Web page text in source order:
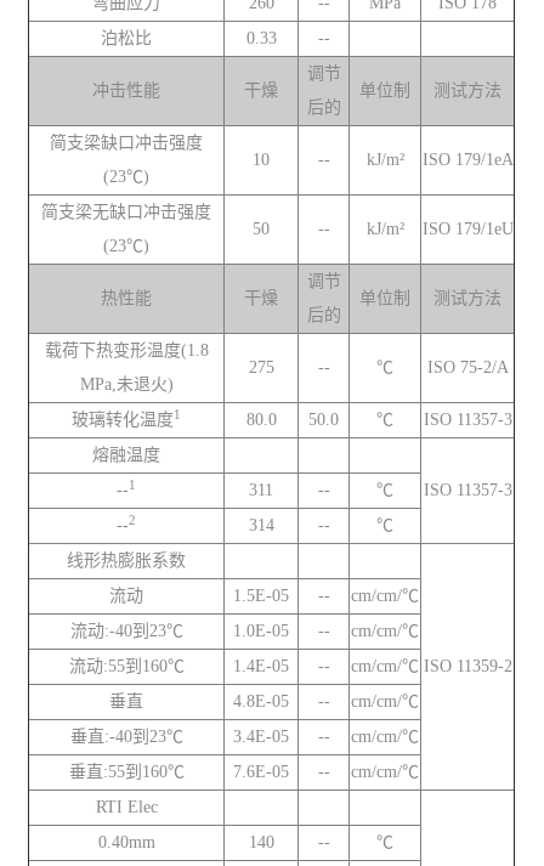
泊松比
0.33 --
冲击性能 干燥
调节
后的
单位制 测试方法
简支梁缺口冲击强度
(23℃)
10 -- kJ/m² ISO 179/1eA
简支梁无缺口冲击强度
(23℃)
50 -- kJ/m² ISO 179/1eU
热性能 干燥
调节
后的
单位制 测试方法
载荷下热变形温度(1.8
MPa,未退火)
275 -- ℃ ISO 75-2/A
玻璃转化温度1 80.0 50.0 ℃
ISO 11357-3
熔融温度
ISO 11357-3
--1 311 --
℃
--2 314 --
℃
线形热膨胀系数
ISO 11359-2
流动 1.5E-05 --
cm/cm/℃
流动:-40到23℃
1.0E-05 --
cm/cm/℃
流动:55到160℃
1.4E-05 --
cm/cm/℃
垂直
4.8E-05 --
cm/cm/℃
垂直:-40到23℃
3.4E-05 --
cm/cm/℃
垂直:55到160℃
7.6E-05 --
cm/cm/℃
RTI Elec
0.40mm 140 --
℃